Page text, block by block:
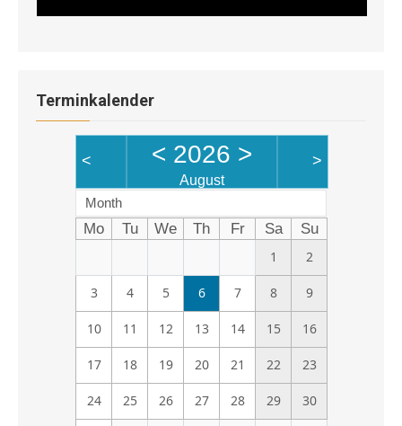
Terminkalender
< < 2026 >
August
>
Month
Mo Tu We Th Fr Sa
Su
1
2
3 4 5 6 7 8 9
10 11 12 13 14 15 16
17 18 19 20 21 22 23
24 25 26 27 28 29 30